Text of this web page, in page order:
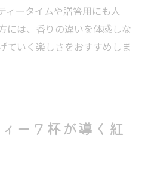
ィータイムや贈答用にも人
には、香りの違いを体感しな
ていく楽しさをおすすめしま
ー７杯が導く紅